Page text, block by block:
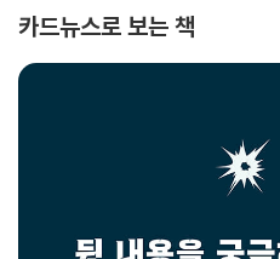
카드뉴스로 보는 책